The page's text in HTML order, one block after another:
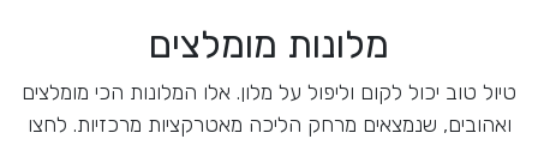
מלונות מומלצים
טיול טוב יכול לקום וליפול על מלון. אלו המלונות הכי מומלצים
ואהובים, שנמצאים מרחק הליכה מאטרקציות מרכזיות. לחצו